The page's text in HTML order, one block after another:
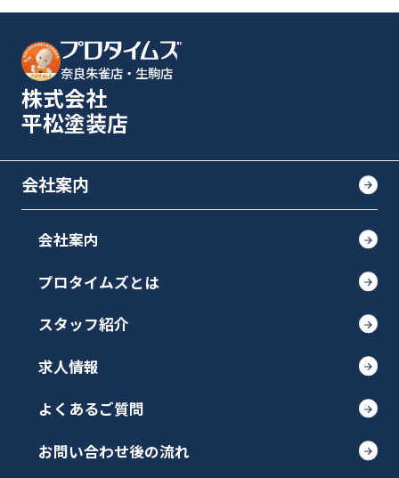
奈良朱雀店・生駒店
株式会社
平松塗装店
会社案内
会社案内
プロタイムズとは
スタッフ紹介
求人情報
よくあるご質問
お問い合わせ後の流れ